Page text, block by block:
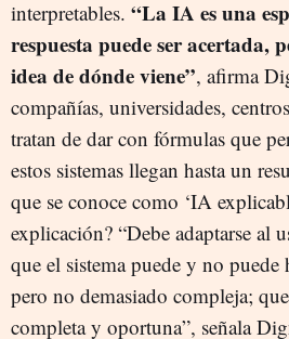
interpretables. “La IA es una
respuesta puede ser acertada,
idea de dónde viene”, afirma
compañías, universidades,
tratan de dar con fórmulas que
estos sistemas llegan hasta un
que se conoce como ‘IA
explicación? “Debe adaptarse al
que el sistema puede y no puede
pero no demasiado compleja;
completa y oportuna”, señala